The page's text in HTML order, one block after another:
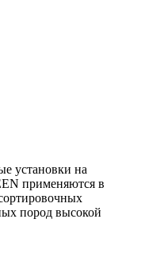
установки на
применяются в
пород высокой